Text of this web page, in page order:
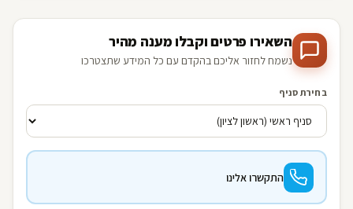
השאירו פרטים וקבלו מענה מהיר
נשמח לחזור אליכם בהקדם עם כל המידע שתצטרכו
בחירת סניף
התקשרו אלינו